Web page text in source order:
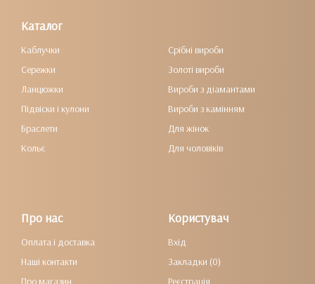
Каталог
Каблучки
Сережки
Ланцюжки
Підвіски і кулони
Браслети
Кольє
Срібні вироби
Золоті вироби
Вироби з діамантами
Вироби з камінням
Для жінок
Для чоловіків
Про нас
Оплата і доставка
Наші контакти
Про магазин
Користувач
Вхід
Закладки (0)
Реєстрація